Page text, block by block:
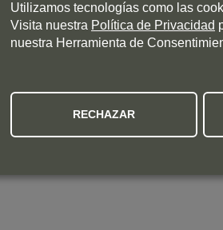
a fabulously fresh and fruity natural
It is light and bright, with a Pinot Noir-
are ripe with just the right amount
Utilizamos tecnologías como las
Visita nuestra Política de Privacidad
nuestra Herramienta de
RECHAZAR